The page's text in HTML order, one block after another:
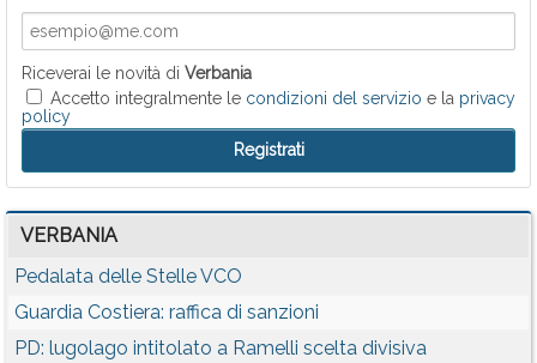
Riceverai le novità di Verbania
Accetto integralmente le condizioni del servizio e la privacy
policy
VERBANIA
Pedalata delle Stelle VCO
Guardia Costiera: raffica di sanzioni
PD: lugolago intitolato a Ramelli scelta divisiva